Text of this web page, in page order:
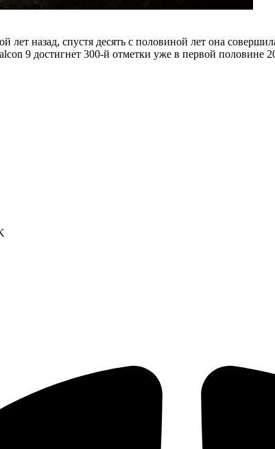
лет назад, спустя десять с половиной лет она
9 достигнет 300-й отметки уже в первой половине